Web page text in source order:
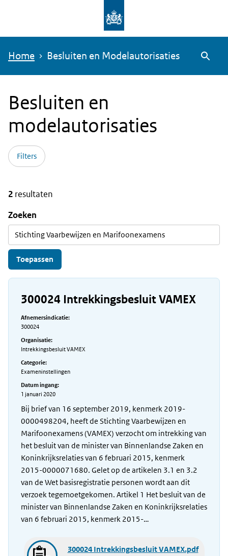
de
Home Besluiten en Modelautorisaties
Besluiten en
modelautorisaties
Filters
2 resultaten
Zoeken
300024 Intrekkingsbesluit VAMEX
Afnemersindicatie:
300024
Organisatie:
Intrekkingsbesluit VAMEX
Categorie:
Exameninstellingen
Datum ingang:
1 januari 2020
Bij brief van 16 september 2019, kenmerk 2019-
0000498204, heeft de Stichting Vaarbewijzen en
Marifoonexamens (VAMEX) verzocht om intrekking van
het besluit van de minister van Binnenlandse Zaken en
Koninkrijksrelaties van 6 februari 2015, kenmerk
2015-0000071680. Gelet op de artikelen 3.1 en 3.2
van de Wet basisregistratie personen wordt aan dit
verzoek tegemoetgekomen. Artikel 1 Het besluit van de
minister van Binnenlandse Zaken en Koninkrijksrelaties
van 6 februari 2015, kenmerk 2015-…
300024 Intrekkingsbesluit VAMEX.pdf